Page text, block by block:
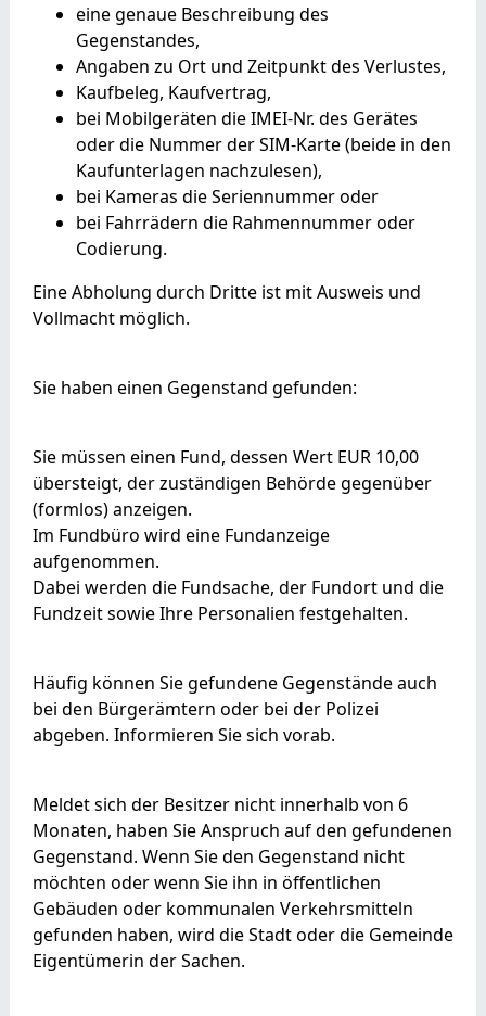
eine genaue Beschreibung des
Gegenstandes,
Angaben zu Ort und Zeitpunkt des Verlustes,
Kaufbeleg, Kaufvertrag,
bei Mobilgeräten die IMEI-Nr. des Gerätes
oder die Nummer der SIM-Karte (beide in den
Kaufunterlagen nachzulesen),
bei Kameras die Seriennummer oder
bei Fahrrädern die Rahmennummer oder
Codierung.
Eine Abholung durch Dritte ist mit Ausweis und
Vollmacht möglich.
Sie haben einen Gegenstand gefunden:
Sie müssen einen Fund, dessen Wert EUR 10,00
übersteigt, der zuständigen Behörde gegenüber
(formlos) anzeigen.
Im Fundbüro wird eine Fundanzeige
aufgenommen.
Dabei werden die Fundsache, der Fundort und die
Fundzeit sowie Ihre Personalien festgehalten.
Häufig können Sie gefundene Gegenstände auch
bei den Bürgerämtern oder bei der Polizei
abgeben. Informieren Sie sich vorab.
Meldet sich der Besitzer nicht innerhalb von 6
Monaten, haben Sie Anspruch auf den gefundenen
Gegenstand. Wenn Sie den Gegenstand nicht
möchten oder wenn Sie ihn in öffentlichen
Gebäuden oder kommunalen Verkehrsmitteln
gefunden haben, wird die Stadt oder die Gemeinde
Eigentümerin der Sachen.